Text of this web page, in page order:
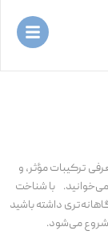
ترکیبات مؤثر، و
می‌خوانید. با شناخت
داشته باشید
شروع می‌شود.